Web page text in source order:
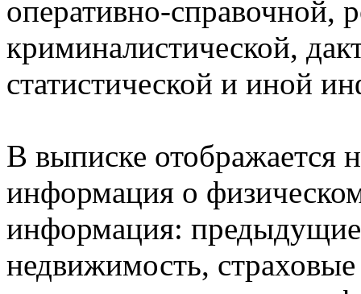
оперативно-справочной,
криминалистической,
статистической и иной
В выписке отображается
информация о
информация:
недвижимость,